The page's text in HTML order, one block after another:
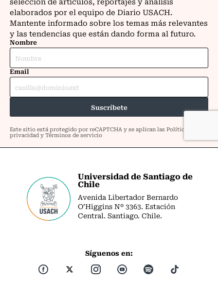
Universidad de Santiago de
Chile
Avenida Libertador Bernardo
O’Higgins Nº 3363. Estación
Central. Santiago. Chile.
Síguenos en: